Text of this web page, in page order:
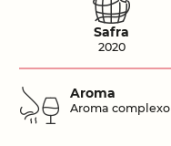
Safra
2020
Aroma
Aroma complexo